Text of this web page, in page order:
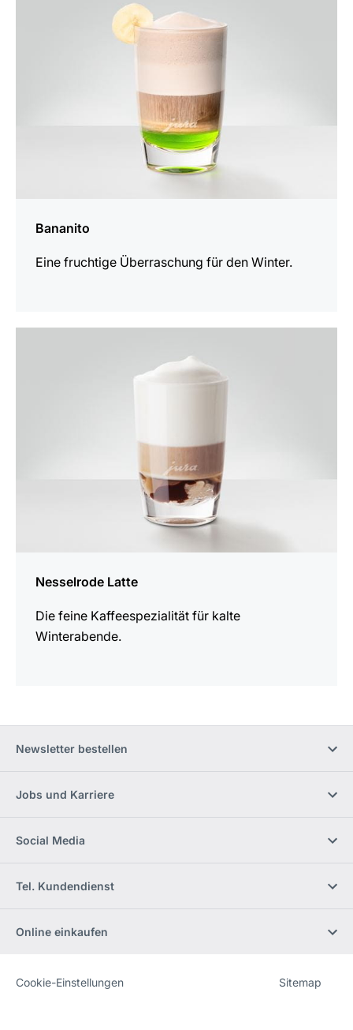
Bananito
Eine fruchtige Überraschung für den Winter.
Nesselrode Latte
Die feine Kaffeespezialität für kalte
Winterabende.
Newsletter bestellen
Jobs und Karriere
Social Media
Tel. Kundendienst
Online einkaufen
Website
[Website
Cookie-Einstellungen Sitemap